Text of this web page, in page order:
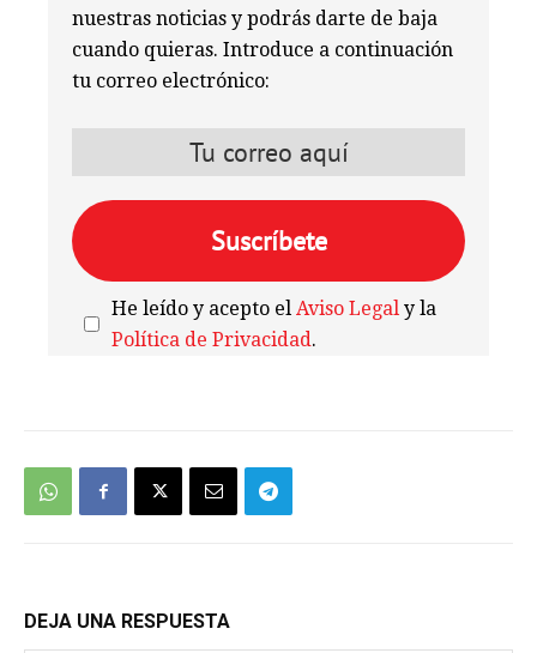
nuestras noticias y podrás darte de baja
cuando quieras. Introduce a continuación
tu correo electrónico:
He leído y acepto elAviso Legal y la
Política de Privacidad.
DEJA UNA RESPUESTA